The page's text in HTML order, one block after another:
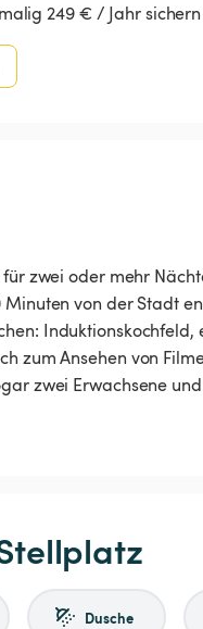
249 € / Jahr
zwei oder mehr
von der Stadt
zum Ansehen von
zwei Erwachsene
Dusche